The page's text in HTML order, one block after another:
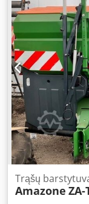
Trąšų
Amazone